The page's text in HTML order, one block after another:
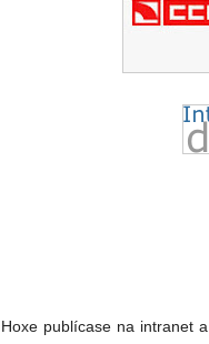
Hoxe publícase na intranet